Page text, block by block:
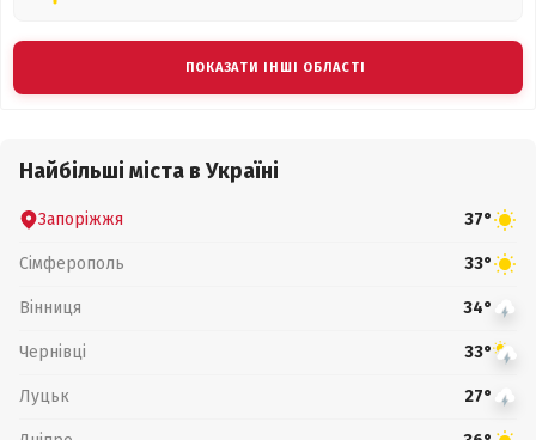
ПОКАЗАТИ ІНШІ ОБЛАСТІ
Найбільші міста в Україні
Запоріжжя 37°
Сімферополь 33°
Вінниця 34°
Чернівці 33°
Луцьк 27°